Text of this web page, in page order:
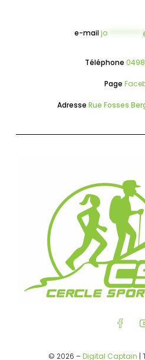
e-mailjo
Téléphone
Page
Adresse Rue Fosses
© 2026 –Digital Captain |